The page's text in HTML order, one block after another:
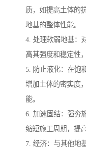
质，如提高土体的
地基的整体性能。
4. 处理软弱地基：
高其强度和稳定性
5. 防止液化：在饱
增加土体的密实度
能。
6. 加速固结：强夯
缩短施工周期，提
7. 经济：与其他地